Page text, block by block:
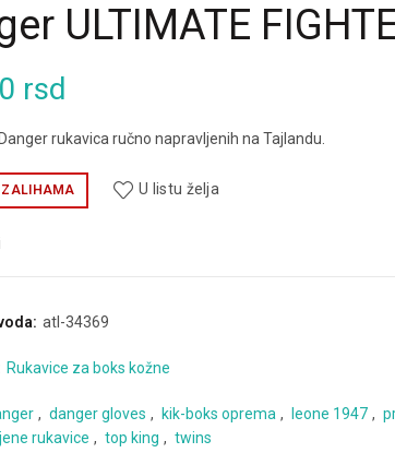
ULTIMATE
rsd
rukavica ručno napravljenih na Tajlandu.
ZALIHAMA U listu želja
atl-34369
Rukavice za boks kožne
, danger gloves , kik-boks oprema , leone 1947 ,
rukavice , top king , twins